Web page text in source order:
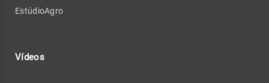
EstúdioAgro
Vídeos